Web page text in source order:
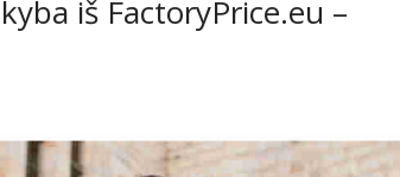
iš FactoryPrice.eu –